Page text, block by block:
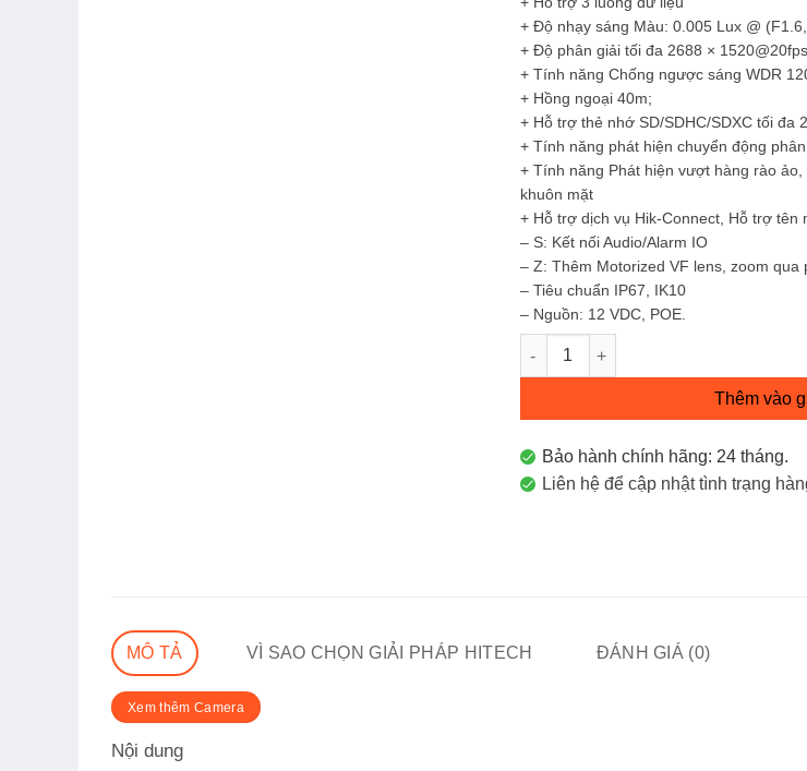
+ Độ nhạy sáng Màu: 0.005 Lux @
+ Độ phân giải tối đa 2688 × 1520@20fps
+ Tính năng Chống ngược sáng WDR
+ Hồng ngoại 40m;
+ Hỗ trợ thẻ nhớ SD/SDHC/SDXC tối đa
+ Tính năng phát hiện chuyển động
+ Tính năng Phát hiện vượt hàng rào
khuôn mặt
+ Hỗ trợ dịch vụ Hik-Connect, Hỗ trợ tên
– S: Kết nối Audio/Alarm IO
– Z: Thêm Motorized VF lens, zoom qua
– Tiêu chuẩn IP67, IK10
– Nguồn: 12 VDC, POE.
Camera IP Dome (bán cầu) hồng
Thêm vào
Bảo hành chính hãng: 24 tháng.
Liên hệ để cập nhật tình trạng
MÔ TẢ VÌ SAO CHỌN GIẢI PHÁP HITECH ĐÁNH GIÁ (0)
Xem thêm Camera
Nội dung